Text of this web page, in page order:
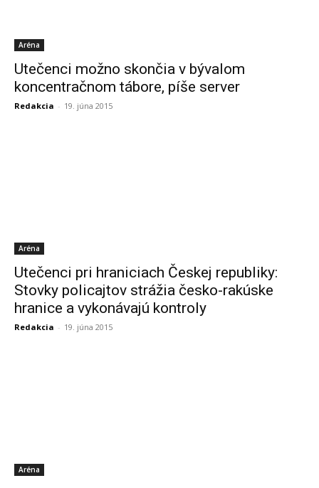
Aréna
Utečenci možno skončia v bývalom
koncentračnom tábore, píše server
Redakcia - 19. júna 2015
Aréna
Utečenci pri hraniciach Českej republiky:
Stovky policajtov strážia česko-rakúske
hranice a vykonávajú kontroly
Redakcia - 19. júna 2015
Aréna